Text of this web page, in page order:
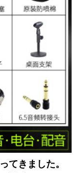
てきました。